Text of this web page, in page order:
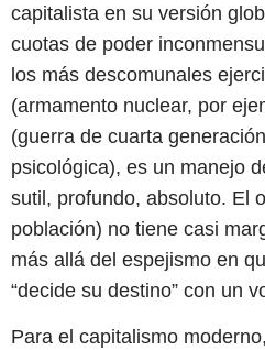
capitalista en su versión
cuotas de poder
los más descomunales
(armamento nuclear, por
(guerra de cuarta
psicológica), es un manejo
sutil, profundo, absoluto. El
población) no tiene casi
más allá del espejismo en
“decide su destino” con un
Para el capitalismo